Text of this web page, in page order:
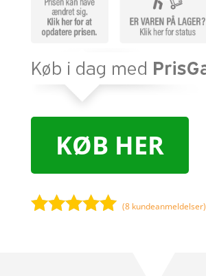
KØB HER
(8 kundeanmeldelser)